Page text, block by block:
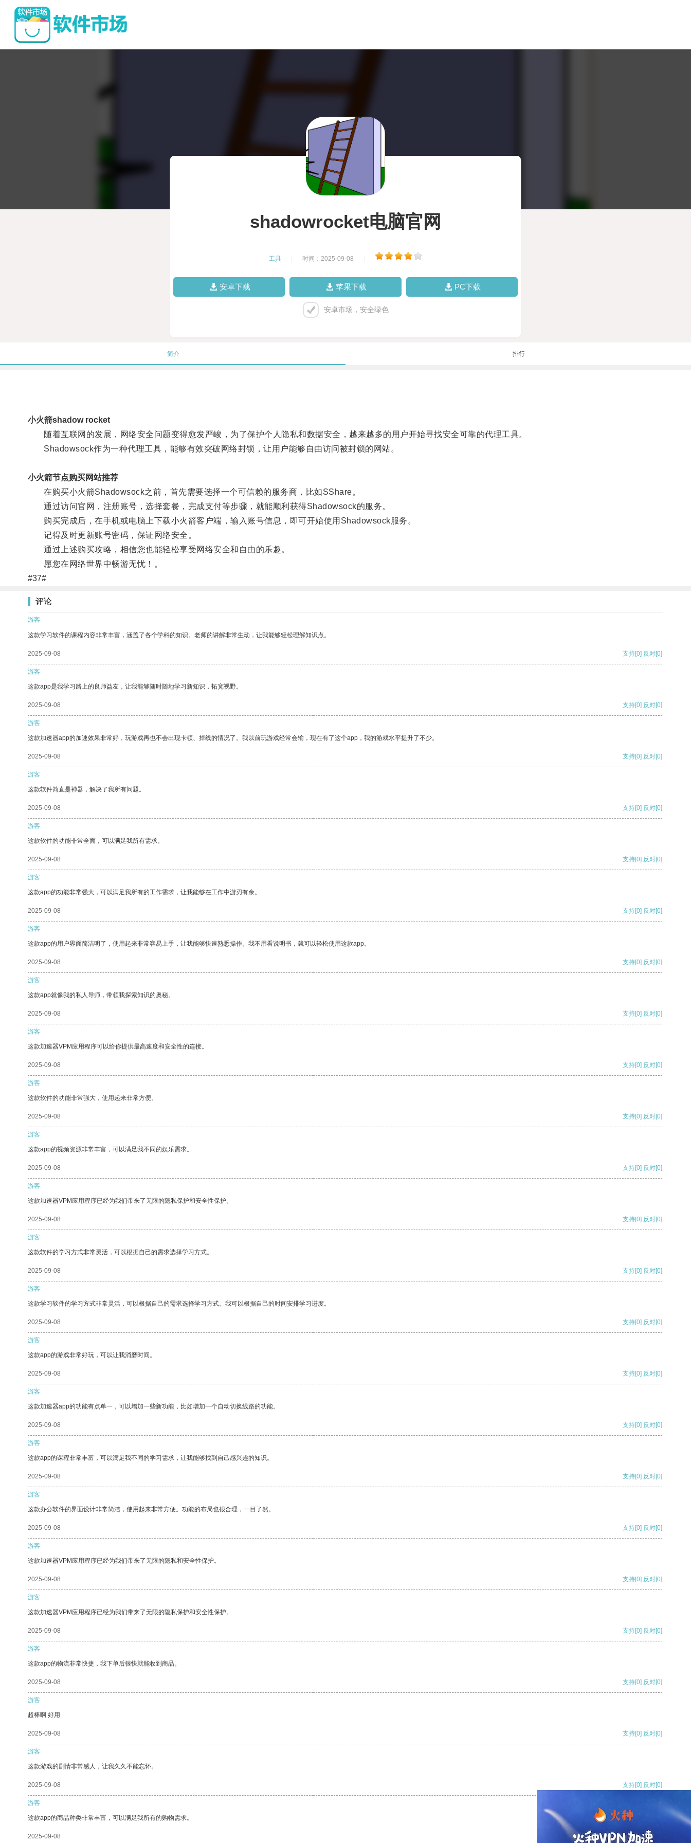
shadowrocket电脑官网
工具 时间：2025-09-08
安卓下载 苹果下载 PC下载
安卓市场，安全绿色
简介 排行
小火箭shadow rocket
随着互联网的发展，网络安全问题变得愈发严峻，为了保护个人隐私和数据安全，越来越多的用户开始寻找安全可靠的代理工具。
Shadowsock作为一种代理工具，能够有效突破网络封锁，让用户能够自由访问被封锁的网站。
小火箭节点购买网站推荐
在购买小火箭Shadowsock之前，首先需要选择一个可信赖的服务商，比如SShare。
通过访问官网，注册账号，选择套餐，完成支付等步骤，就能顺利获得Shadowsock的服务。
购买完成后，在手机或电脑上下载小火箭客户端，输入账号信息，即可开始使用Shadowsock服务。
记得及时更新账号密码，保证网络安全。
通过上述购买攻略，相信您也能轻松享受网络安全和自由的乐趣。
愿您在网络世界中畅游无忧！。
#37#
评论
游客
这款学习软件的课程内容非常丰富，涵盖了各个学科的知识。老师的讲解非常生动，让我能够轻松理解知识点。
2025-09-08 支持[0] 反对[0]
游客
这款app是我学习路上的良师益友，让我能够随时随地学习新知识，拓宽视野。
2025-09-08 支持[0] 反对[0]
游客
这款加速器app的加速效果非常好，玩游戏再也不会出现卡顿、掉线的情况了。我以前玩游戏经常会输，现在有了这个app，我的游戏水平提升了不少。
2025-09-08 支持[0] 反对[0]
游客
这款软件简直是神器，解决了我所有问题。
2025-09-08 支持[0] 反对[0]
游客
这款软件的功能非常全面，可以满足我所有需求。
2025-09-08 支持[0] 反对[0]
游客
这款app的功能非常强大，可以满足我所有的工作需求，让我能够在工作中游刃有余。
2025-09-08 支持[0] 反对[0]
游客
这款app的用户界面简洁明了，使用起来非常容易上手，让我能够快速熟悉操作。我不用看说明书，就可以轻松使用这款app。
2025-09-08 支持[0] 反对[0]
游客
这款app就像我的私人导师，带领我探索知识的奥秘。
2025-09-08 支持[0] 反对[0]
游客
这款加速器VPM应用程序可以给你提供最高速度和安全性的连接。
2025-09-08 支持[0] 反对[0]
游客
这款软件的功能非常强大，使用起来非常方便。
2025-09-08 支持[0] 反对[0]
游客
这款app的视频资源非常丰富，可以满足我不同的娱乐需求。
2025-09-08 支持[0] 反对[0]
游客
这款加速器VPM应用程序已经为我们带来了无限的隐私保护和安全性保护。
2025-09-08 支持[0] 反对[0]
游客
这款软件的学习方式非常灵活，可以根据自己的需求选择学习方式。
2025-09-08 支持[0] 反对[0]
游客
这款学习软件的学习方式非常灵活，可以根据自己的需求选择学习方式。我可以根据自己的时间安排学习进度。
2025-09-08 支持[0] 反对[0]
游客
这款app的游戏非常好玩，可以让我消磨时间。
2025-09-08 支持[0] 反对[0]
游客
这款加速器app的功能有点单一，可以增加一些新功能，比如增加一个自动切换线路的功能。
2025-09-08 支持[0] 反对[0]
游客
这款app的课程非常丰富，可以满足我不同的学习需求，让我能够找到自己感兴趣的知识。
2025-09-08 支持[0] 反对[0]
游客
这款办公软件的界面设计非常简洁，使用起来非常方便。功能的布局也很合理，一目了然。
2025-09-08 支持[0] 反对[0]
游客
这款加速器VPM应用程序已经为我们带来了无限的隐私和安全性保护。
2025-09-08 支持[0] 反对[0]
游客
这款加速器VPM应用程序已经为我们带来了无限的隐私保护和安全性保护。
2025-09-08 支持[0] 反对[0]
游客
这款app的物流非常快捷，我下单后很快就能收到商品。
2025-09-08 支持[0] 反对[0]
游客
超棒啊 好用
2025-09-08 支持[0] 反对[0]
游客
这款游戏的剧情非常感人，让我久久不能忘怀。
2025-09-08 支持[0] 反对[0]
游客
这款app的商品种类非常丰富，可以满足我所有的购物需求。
2025-09-08 支持[0] 反对